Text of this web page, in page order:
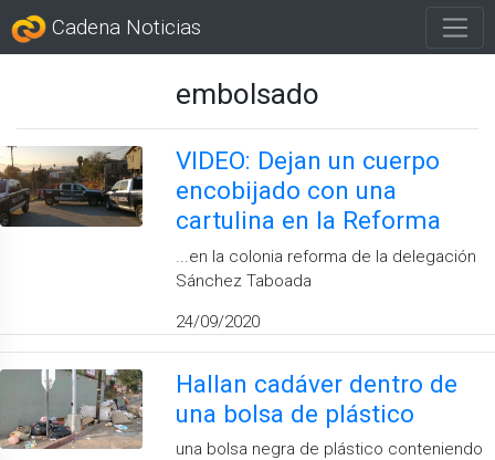
Cadena Noticias
embolsado
VIDEO: Dejan un cuerpo
encobijado con una
cartulina en la Reforma
...en la colonia reforma de la delegación
Sánchez Taboada
24/09/2020
Hallan cadáver dentro de
una bolsa de plástico
una bolsa negra de plástico conteniendo